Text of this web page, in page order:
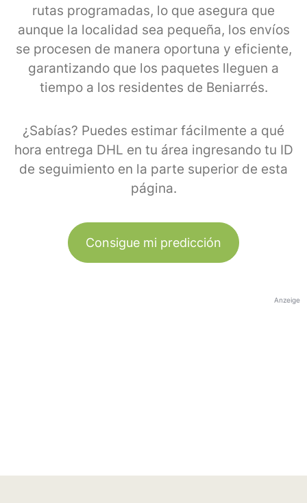
rutas programadas, lo que asegura que
aunque la localidad sea pequeña, los envíos
se procesen de manera oportuna y eficiente,
garantizando que los paquetes lleguen a
tiempo a los residentes de Beniarrés.
¿Sabías? Puedes estimar fácilmente a qué
hora entrega DHL en tu área ingresando tu ID
de seguimiento en la parte superior de esta
página.
Consigue mi predicción
Anzeige